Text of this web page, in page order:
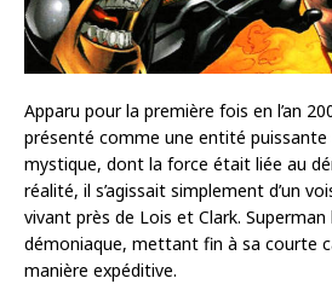
Apparu pour la première fois en l’an
présenté comme une entité
mystique, dont la force était liée au
réalité, il s’agissait simplement d’un
vivant près de Lois et Clark. Superman
démoniaque, mettant fin à sa courte
manière expéditive.